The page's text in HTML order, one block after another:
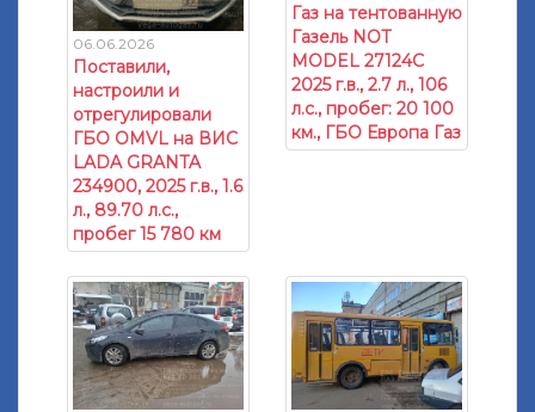
06.06.2026
Поставили,
настроили и
отрегулировали
ГБО OMVL на ВИС
LADA GRANTA
234900, 2025 г.в., 1.6
л., 89.70 л.с.,
пробег 15 780 км
Газ на тентованную
Газель NOT
MODEL 27124C
2025 г.в., 2.7 л., 106
л.с., пробег: 20 100
км., ГБО Европа Газ